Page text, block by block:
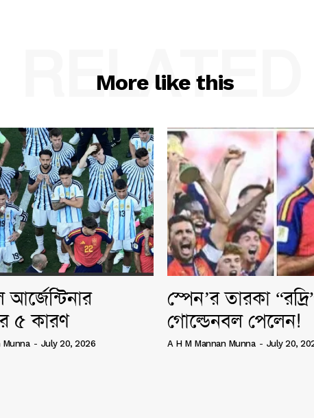
More like this
RELATED
আর্জেন্টিনার
৫ কারণ
Munna - July 20, 2026
স্পেন’র তারকা
গোল্ডেনবল পেলেন!
A H M Mannan Munna - July 20,